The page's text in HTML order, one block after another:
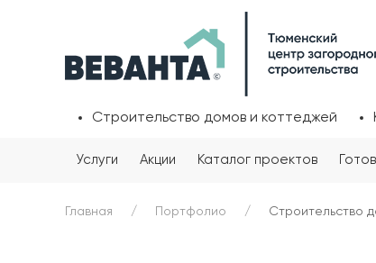
Строительство домов и коттеджей
Услуги Акции Каталог проектов
Главная Портфолио Строительство